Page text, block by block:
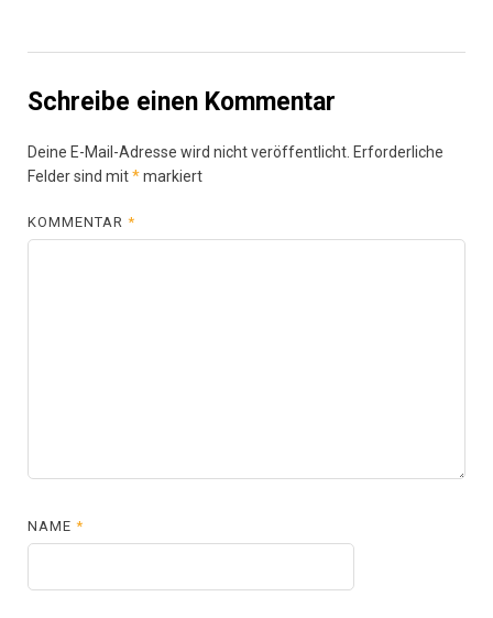
Schreibe einen Kommentar
Deine E-Mail-Adresse wird nicht veröffentlicht. Erforderliche
Felder sind mit*markiert
KOMMENTAR*
NAME*